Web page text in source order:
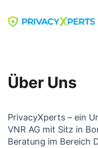
content
Go to landing page.
Über Uns
PrivacyXperts – ein
VNR AG mit Sitz in
Beratung im Bereich